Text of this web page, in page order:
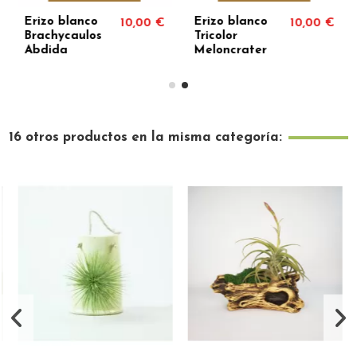
Erizo blanco
Brachycaulos
Abdida
10,00 €
Erizo blanco
Tricolor
Meloncrater
10,00 €
16 otros productos en la misma categoría: